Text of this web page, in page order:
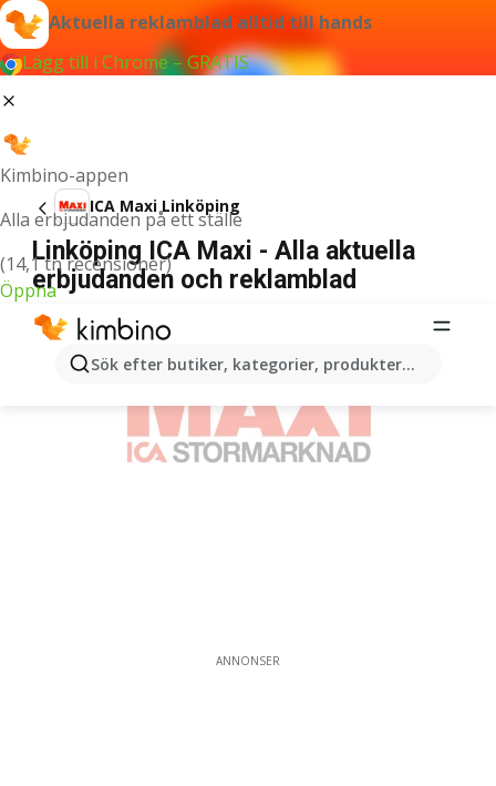
Aktuella reklamblad alltid till hands
Lägg till i Chrome – GRATIS
Kimbino-appen
Alla erbjudanden på ett ställe
(14,1 tn recensioner)
Öppna
Sök efter butiker, kategorier, produkter...
ICA Maxi Linköping
Linköping ICA Maxi - Alla aktuella
erbjudanden och reklamblad
ANNONSER